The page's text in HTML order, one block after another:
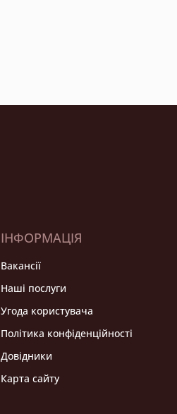
ІНФОРМАЦІЯ
Вакансії
Нашi послуги
Угода користувача
Політика конфіденційності
Довідники
Карта сайту